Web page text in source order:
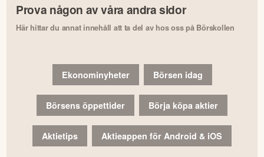
Prova någon av våra andra sidor
Här hittar du annat innehåll att ta del av hos oss på Börskollen
Ekonominyheter Börsen idag
Börsens öppettider Börja köpa aktier
Aktietips Aktieappen för Android & iOS